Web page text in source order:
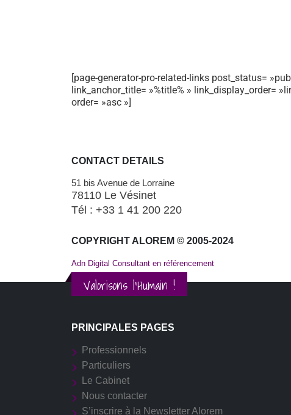
[page-generator-pro-related-links post_status=
link_anchor_title= »%title% » link_display_order=
order= »asc »]
CONTACT DETAILS
51 bis Avenue de Lorraine
78110 Le Vésinet
Tél : +33 1 41 200 220
COPYRIGHT ALOREM © 2005-2024
Adn Digital Consultant en référencement
Valorisons l'Humain !
PRINCIPALES PAGES
Professionnels
Particuliers
Le Cabinet
Nous contacter
S’inscrire à la Newsletter Alorem